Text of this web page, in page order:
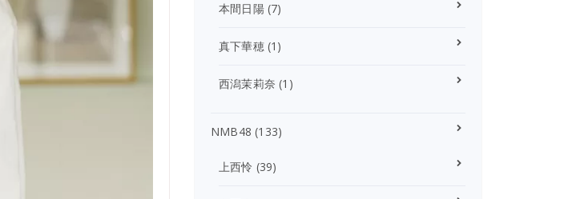
本間日陽(7)
真下華穂(1)
西潟茉莉奈 (1)
NMB48 (133)
上西怜 (39)